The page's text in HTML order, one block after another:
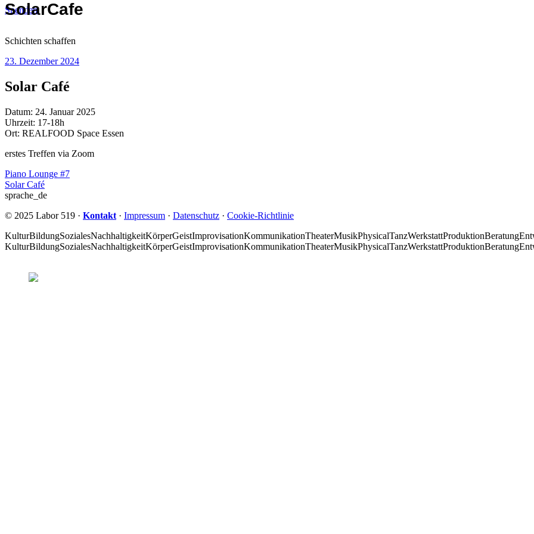
Spenden
content
Schichten schaffen
23. Dezember 2024
Solar Café
Datum: 24. Januar 2025
Uhrzeit: 17-18h
Ort: REALFOOD Space Essen
SolarCafe
erstes Treffen via Zoom
Beitragsnavigation
Piano Lounge #7
Solar Café
sprache_de
© 2025 Labor 519 · Kontakt · Impressum · Datenschutz · Cookie-Richtlinie
KulturBildungSozialesNachhaltigkeitKörperGeistImprovisationKommunikationTheaterMusikPhysicalTanzWerkstattProduktionBeratung
KulturBildungSozialesNachhaltigkeitKörperGeistImprovisationKommunikationTheaterMusikPhysicalTanzWerkstattProduktionBeratung